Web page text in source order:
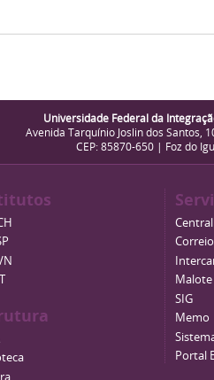
Universidade Federal da
Avenida Tarquínio Joslin dos Santos,
CEP: 85870-650 | Foz do
Malote
SIG
Memo
Portal